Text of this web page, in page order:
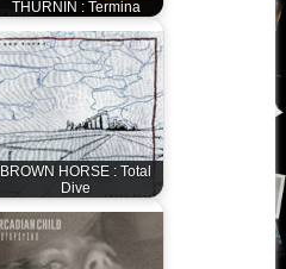
THURNIN : Termina
BROWN HORSE : Total
Dive